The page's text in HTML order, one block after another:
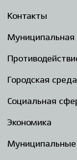
Контакты
Муниципальная
Городская среда
Социальная
Экономика
Муниципальные